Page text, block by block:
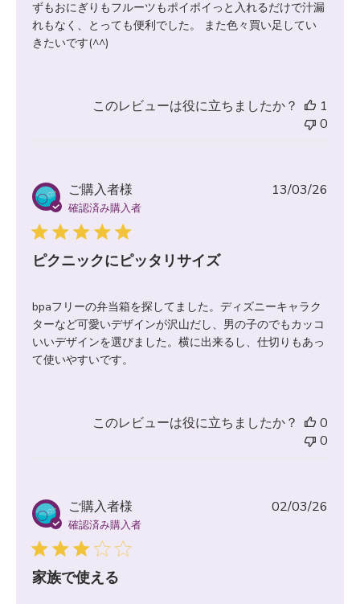
ずもおにぎりもフルーツもポイポイっと入れるだけで汁漏
れもなく、とっても便利でした。 また色々買い足してい
きたいです(^^)
このレビューは役に立ちましたか？
1
0
ご購入者様
確認済み購入者
ピクニックにピッタリサイズ
bpaフリーの弁当箱を探してました。ディズニーキャラク
ターなど可愛いデザインが沢山だし、男の子のでもカッコ
いいデザインを選びました。横に出来るし、仕切りもあっ
て使いやすいです。
13/03/26
このレビューは役に立ちましたか？
0
0
ご購入者様
確認済み購入者
家族で使える
02/03/26